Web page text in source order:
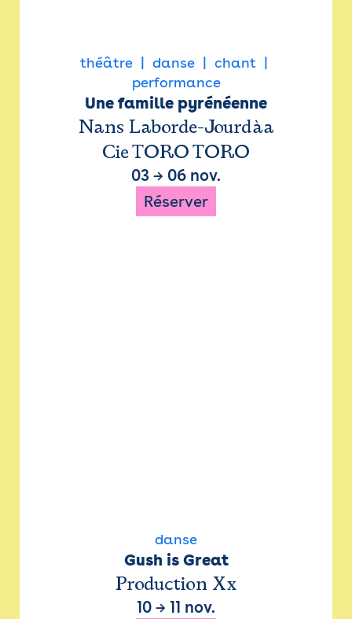
théâtre danse
chant
performance
Une famille pyrénéenne
Nans Laborde-Jourdàa
Cie TORO TORO
03 → 06 nov.
Réserver
danse
Gush is Great
Production Xx
10 → 11 nov.